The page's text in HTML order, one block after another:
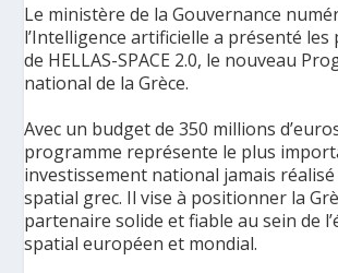
Le ministère de la Gouvernance
l’Intelligence artificielle a présenté les
de HELLAS-SPACE 2.0, le nouveau
national de la Grèce.
Avec un budget de 350 millions
programme représente le plus
investissement national jamais
spatial grec. Il vise à positionner la
partenaire solide et fiable au sein de
spatial européen et mondial.